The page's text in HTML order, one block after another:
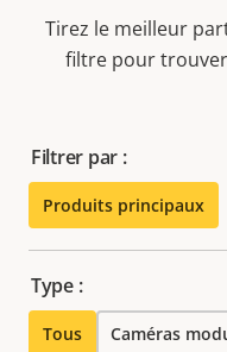
Tirez le meilleur
filtre pour
Filtrer par :
Produits principaux
Type :
Tous Caméras